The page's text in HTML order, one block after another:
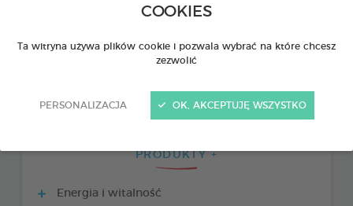
COOKIES
Ta witryna używa plików cookie i pozwala wybrać na które chcesz
zezwolić
PERSONALIZACJA OK, AKCEPTUJĘ WSZYSTKO
PRODUKTY +
Energia i witalność